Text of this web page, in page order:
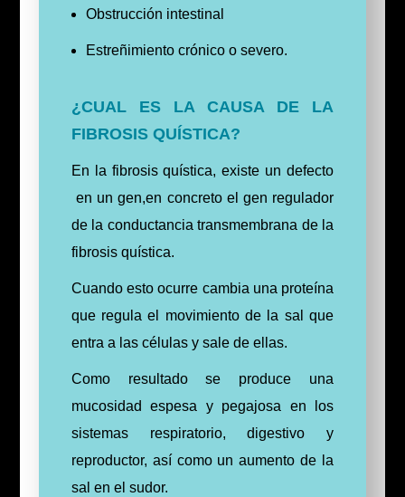
Obstrucción intestinal
Estreñimiento crónico o severo.
¿CUAL ES LA CAUSA DE LA
FIBROSIS QUÍSTICA?
En la fibrosis quística, existe un defecto
en un gen,en concreto el gen regulador
de la conductancia transmembrana de la
fibrosis quística.
Cuando esto ocurre cambia una proteína
que regula el movimiento de la sal que
entra a las células y sale de ellas.
Como resultado se produce una
mucosidad espesa y pegajosa en los
sistemas respiratorio, digestivo y
reproductor, así como un aumento de la
sal en el sudor.